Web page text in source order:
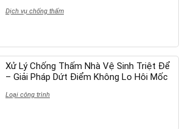
Dịch vụ chống thấm
Xử Lý Chống Thấm Nhà Vệ Sinh Triệt Để
– Giải Pháp Dứt Điểm Không Lo Hôi Mốc
Loại công trình